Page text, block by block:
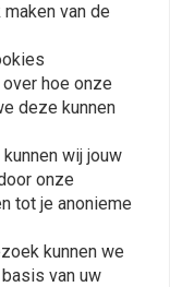
van de
hoe onze
deze kunnen
wij jouw
onze
tot je anonieme
kunnen we
van uw